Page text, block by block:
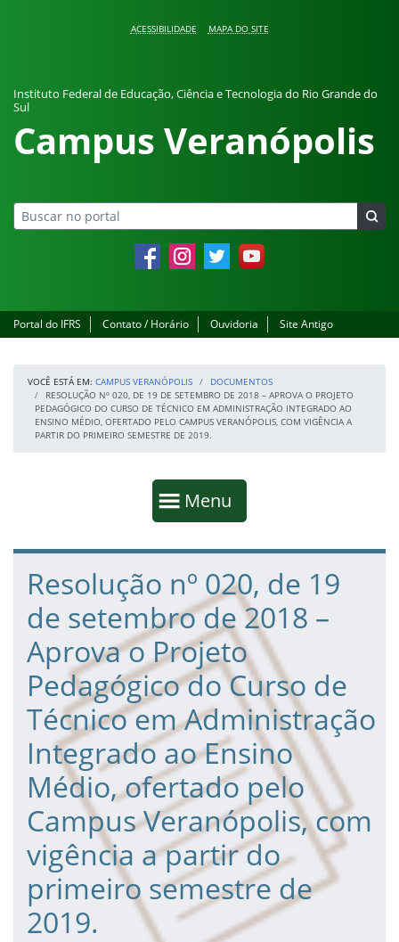
ACESSIBILIDADE MAPA DO SITE
Instituto Federal de Educação, Ciência e Tecnologia do Rio Grande do
Sul
Campus Veranópolis
FacebookInstagramTwitter YouTube
Portal do IFRS Contato / Horário Ouvidoria Site Antigo
VOCÊ ESTÁ EM: CAMPUS VERANÓPOLIS
DOCUMENTOS
RESOLUÇÃO Nº 020, DE 19 DE SETEMBRO DE 2018 – APROVA O PROJETO
PEDAGÓGICO DO CURSO DE TÉCNICO EM ADMINISTRAÇÃO INTEGRADO AO
ENSINO MÉDIO, OFERTADO PELO CAMPUS VERANÓPOLIS, COM VIGÊNCIA A
PARTIR DO PRIMEIRO SEMESTRE DE 2019.
Mostrar
Menu
Fim da navegação
Início do conteúdo
Resolução nº 020, de 19
de setembro de 2018 –
Aprova o Projeto
Pedagógico do Curso de
Técnico em Administração
Integrado ao Ensino
Médio, ofertado pelo
Campus Veranópolis, com
vigência a partir do
primeiro semestre de
2019.